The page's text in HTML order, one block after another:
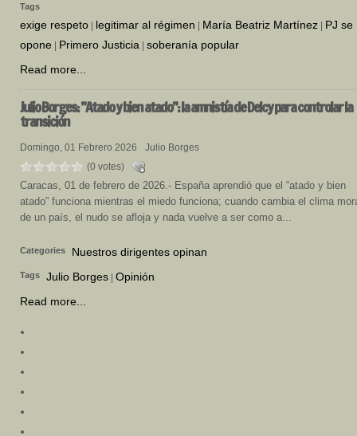
Tags
exige respeto | legitimar al régimen | María Beatriz Martínez | PJ se
opone | Primero Justicia | soberanía popular
Read more...
JulioBorges: ”Atado y bien atado”: la amnistía de Delcy para controlar la
transición
Domingo, 01 Febrero 2026
Julio Borges
(0 votes)
Caracas, 01 de febrero de 2026.- España aprendió que el “atado y bien
atado” funciona mientras el miedo funciona; cuando cambia el clima
de un país, el nudo se afloja y nada vuelve a ser como a...
Categories Nuestros dirigentes opinan
Tags Julio Borges Opinión
Read more...